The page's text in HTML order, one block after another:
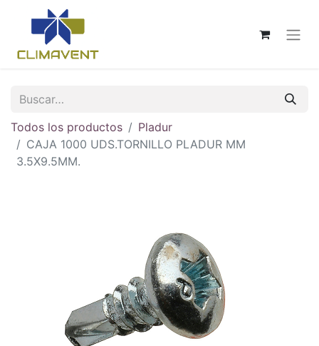
Todos los productos
Pladur
CAJA 1000 UDS.TORNILLO PLADUR MM
3.5X9.5MM.